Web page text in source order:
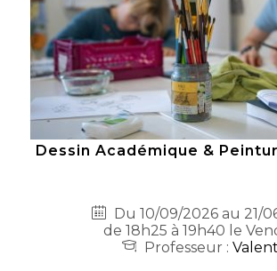
Dessin Académique &
Du 10/09/2026 au 21/
de 18h25 à 19h40 le
Professeur :